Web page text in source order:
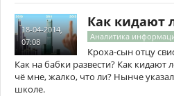
18-04-2014,
07:08
Как кидают
Аналитика
Кроха-сын отцу
Как на бабки развести? Как кидают
чё мне, жалко, что ли? Нынче
школе.